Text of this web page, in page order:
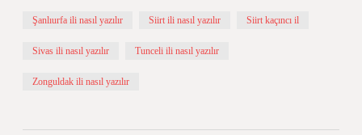
Şanlıurfa ili nasıl yazılır Siirt ili nasıl yazılır Siirt kaçıncı il
Sivas ili nasıl yazılır Tunceli ili nasıl yazılır
Zonguldak ili nasıl yazılır